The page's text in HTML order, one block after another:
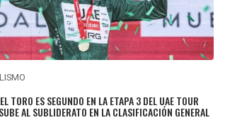
TORO ES SEGUNDO EN LA ETAPA 3 DEL UAE TOUR
AL SUBLIDERATO EN LA CLASIFICACIÓN GENERAL